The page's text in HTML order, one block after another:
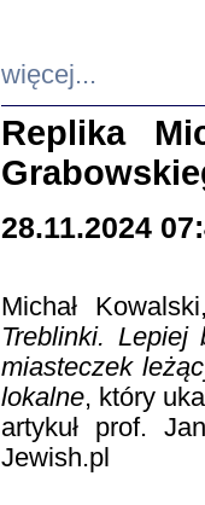
więcej...
Replika
28.11.2024
Michał
Treblinki. Lepiej
miasteczek
lokalne, który
artykuł prof.
Jewish.pl